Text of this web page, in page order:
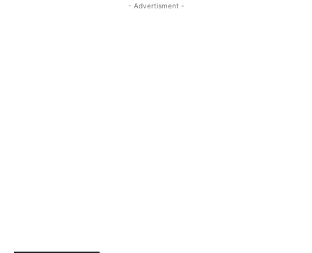
- Advertisment -